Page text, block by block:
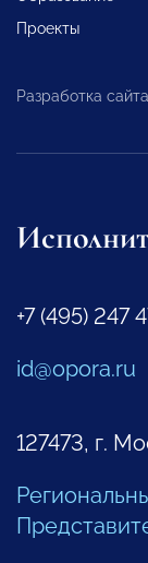
Проекты
Разработка
+7 (495) 247
id@opora.ru
127473, г.